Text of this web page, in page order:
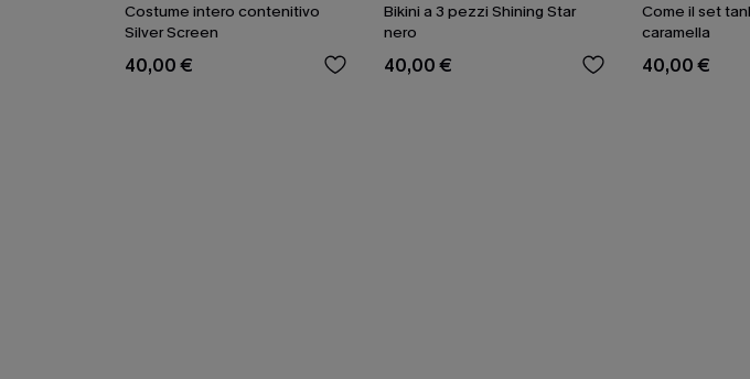
Costume intero contenitivo
Silver Screen
40,00 €
Bikini a 3 pezzi Shining Star
nero
40,00 €
Come il set
caramella
40,00 €